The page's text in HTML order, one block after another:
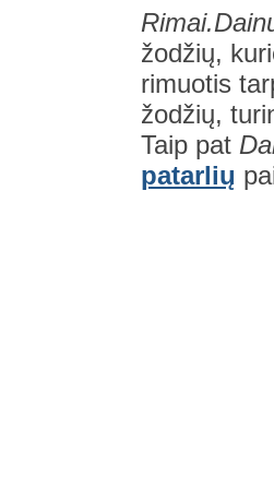
žodžių,
rimuotis
žodžių,
Taip pat
patarlių